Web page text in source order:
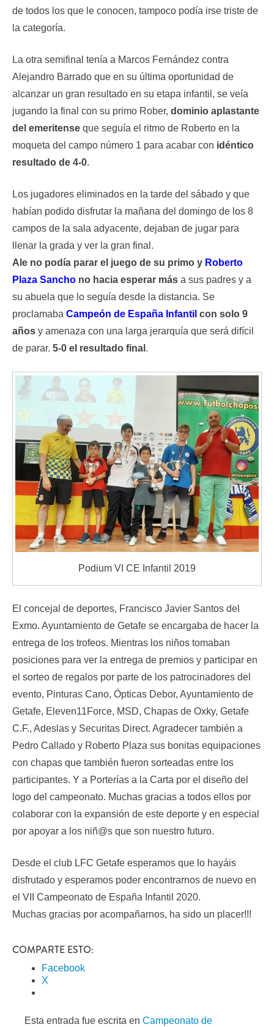
de todos los que le conocen, tampoco podía irse triste de
la categoría.
La otra semifinal tenía a Marcos Fernández contra
Alejandro Barrado que en su última oportunidad de
alcanzar un gran resultado en su etapa infantil, se veía
jugando la final con su primo Rober, dominio aplastante
del emeritense que seguía el ritmo de Roberto en la
moqueta del campo número 1 para acabar con idéntico
resultado de 4-0.
Los jugadores eliminados en la tarde del sábado y que
habían podido disfrutar la mañana del domingo de los 8
campos de la sala adyacente, dejaban de jugar para
llenar la grada y ver la gran final.
Ale no podía parar el juego de su primo y Roberto
Plaza Sancho no hacia esperar más a sus padres y a
su abuela que lo seguía desde la distancia. Se
proclamaba Campeón de España Infantil con solo 9
años y amenaza con una larga jerarquía que será difícil
de parar. 5-0 el resultado final .
Podium VI CE Infantil 2019
El concejal de deportes, Francisco Javier Santos del
Exmo. Ayuntamiento de Getafe se encargaba de hacer la
entrega de los trofeos. Mientras los niños tomaban
posiciones para ver la entrega de premios y participar en
el sorteo de regalos por parte de los patrocinadores del
evento, Pinturas Cano, Ópticas Debor, Ayuntamiento de
Getafe, Eleven11Force, MSD, Chapas de Oxky, Getafe
C.F., Adeslas y Securitas Direct. Agradecer también a
Pedro Callado y Roberto Plaza sus bonitas equipaciones
con chapas que también fueron sorteadas entre los
participantes. Y a Porterías a la Carta por el diseño del
logo del campeonato. Muchas gracias a todos ellos por
colaborar con la expansión de este deporte y en especial
por apoyar a los niñ@s que son nuestro futuro.
Desde el club LFC Getafe esperamos que lo hayáis
disfrutado y esperamos poder encontrarnos de nuevo en
el VII Campeonato de España Infantil 2020.
Muchas gracias por acompañarnos, ha sido un placer!!!
COMPARTE ESTO:
Facebook
X
Esta entrada fue escrita en Campeonato de